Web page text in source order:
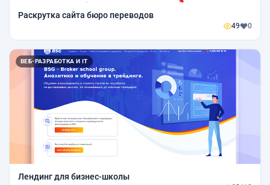
Раскрутка сайта бюро переводов
49 0
ВЕБ-РАЗРАБОТКА И IT
Лендинг для бизнес-школы